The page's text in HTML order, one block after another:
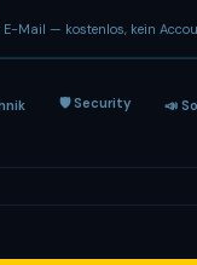
Mail — kostenlos, kein
🛡 Security 📣